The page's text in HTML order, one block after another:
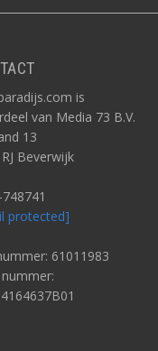
is
van Media 73 B.V.
13
Beverwijk
protected]
61011983